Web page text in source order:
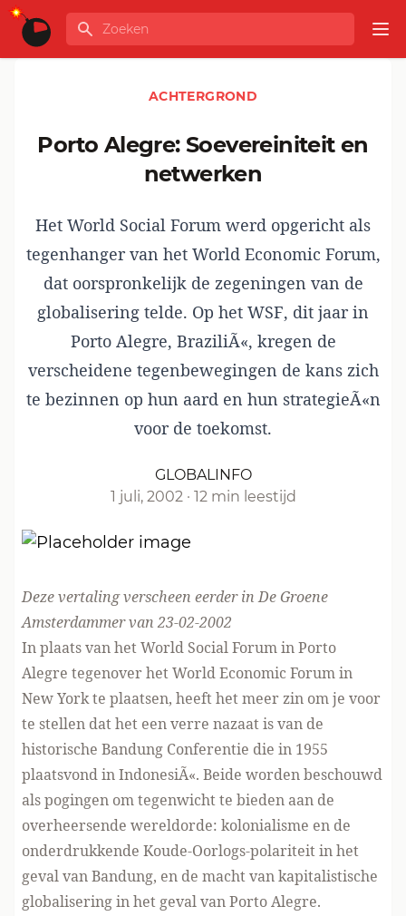
Ga naar de inhoud
GLOBALINFO
Zoeken
ACHTERGROND
Porto Alegre: Soevereiniteit en
netwerken
Het World Social Forum werd opgericht als
tegenhanger van het World Economic Forum,
dat oorspronkelijk de zegeningen van de
globalisering telde. Op het WSF, dit jaar in
Porto Alegre, BraziliÃ«, kregen de
verscheidene tegenbewegingen de kans zich
te bezinnen op hun aard en hun strategieÃ«n
voor de toekomst.
GLOBALINFO
1 juli, 2002 · 12 min leestijd
Deze vertaling verscheen eerder in De Groene
Amsterdammer van 23-02-2002
In plaats van het World Social Forum in Porto
Alegre tegenover het World Economic Forum in
New York te plaatsen, heeft het meer zin om je voor
te stellen dat het een verre nazaat is van de
historische Bandung Conferentie die in 1955
plaatsvond in IndonesiÃ«. Beide worden beschouwd
als pogingen om tegenwicht te bieden aan de
overheersende wereldorde: kolonialisme en de
onderdrukkende Koude-Oorlogs-polariteit in het
geval van Bandung, en de macht van kapitalistische
globalisering in het geval van Porto Alegre.